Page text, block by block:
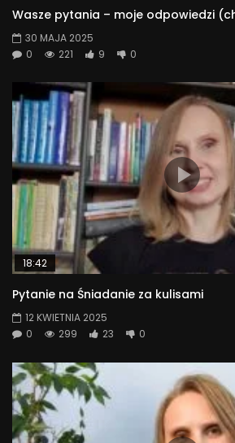
Wasze pytania – moje odpowiedzi
30 MAJA 2025
0
221 9 0
18:42
Pytanie na Śniadanie za kulisami
12 KWIETNIA 2025
0
299 23 0